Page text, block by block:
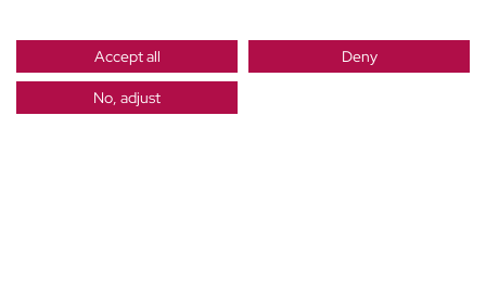
Accept all Deny
No, adjust
ANFRAGEN